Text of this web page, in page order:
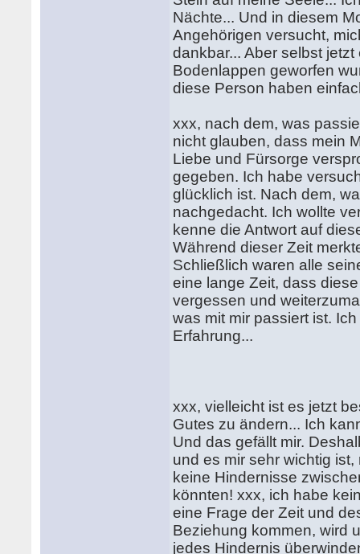
Nächte... Und in diesem
Angehörigen versucht,
dankbar... Aber selbst
Bodenlappen geworfen
diese Person haben
xxx, nach dem, was
nicht glauben, dass mein
Liebe und Fürsorge
gegeben. Ich habe
glücklich ist. Nach dem,
nachgedacht. Ich wollte
kenne die Antwort auf
Während dieser Zeit
Schließlich waren alle
eine lange Zeit, dass
vergessen und
was mit mir passiert ist.
Erfahrung...
xxx, vielleicht ist es jetzt
Gutes zu ändern... Ich
Und das gefällt mir.
und es mir sehr wichtig
keine Hindernisse
könnten! xxx, ich habe
eine Frage der Zeit und
Beziehung kommen, wird
jedes Hindernis